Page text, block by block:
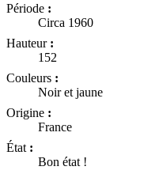
Période :
Circa 1960
Hauteur :
152
Couleurs :
Noir et jaune
Origine :
France
État :
Bon état !